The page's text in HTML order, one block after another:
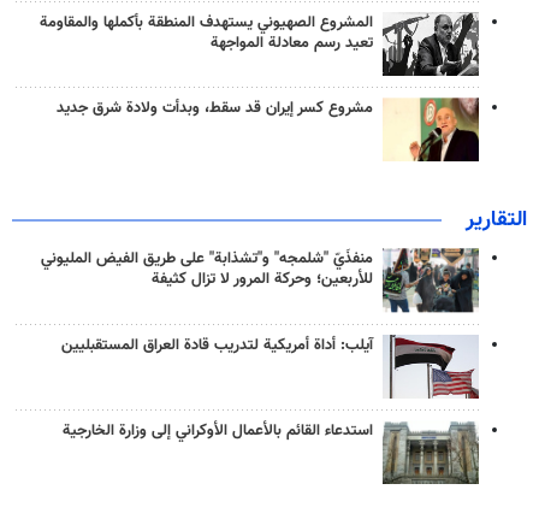
المشروع الصهيوني يستهدف المنطقة بأكملها والمقاومة
تعيد رسم معادلة المواجهة
مشروع كسر إيران قد سقط، وبدأت ولادة شرق جديد
التقارير
منفذَيّ "شلمجه" و"تشذابة" على طريق الفيض المليوني
للأربعين؛ وحركة المرور لا تزال كثيفة
آيلب: أداة أمريكية لتدريب قادة العراق المستقبليين
استدعاء القائم بالأعمال الأوكراني إلى وزارة الخارجية